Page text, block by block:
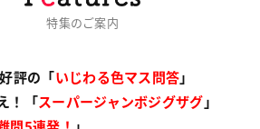
特集のご案内
評の「いじわる色マス問答」
！
「スーパージャンボジグザグ」